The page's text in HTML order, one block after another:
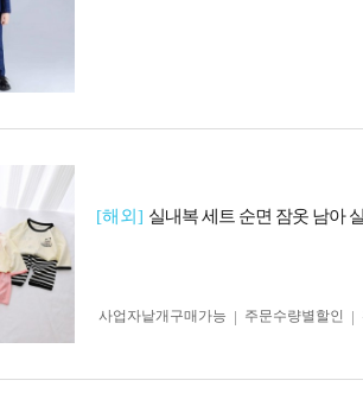
[해외] 실내복 세트 순면 잠옷 남아
사업자 낱개구매가능 주문수량별할인